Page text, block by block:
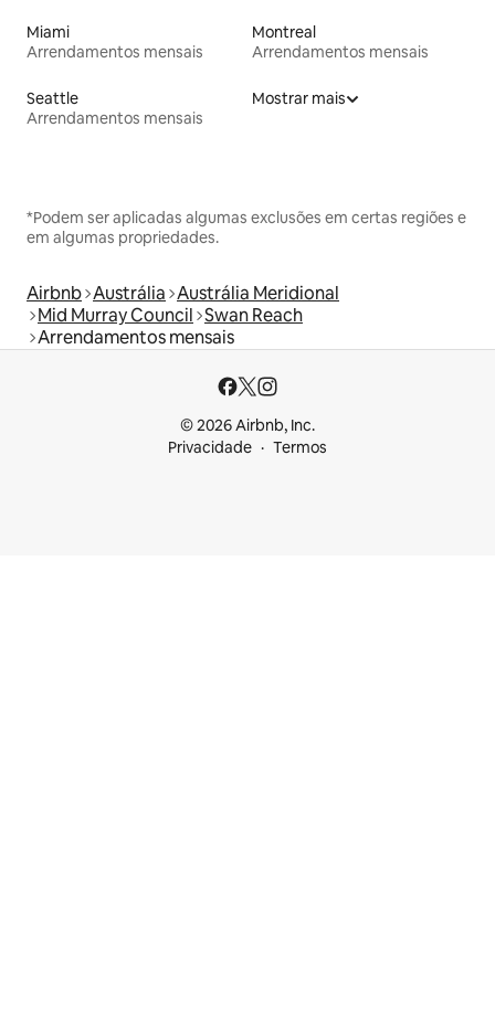
Miami
Arrendamentos mensais
Montreal
Arrendamentos mensais
Seattle
Arrendamentos mensais
Mostrar mais
*Podem ser aplicadas algumas exclusões em certas regiões e
em algumas propriedades.
Airbnb Austrália Austrália Meridional
Mid Murray Council Swan Reach
Arrendamentos mensais
© 2026 Airbnb, Inc.
Privacidade
Termos